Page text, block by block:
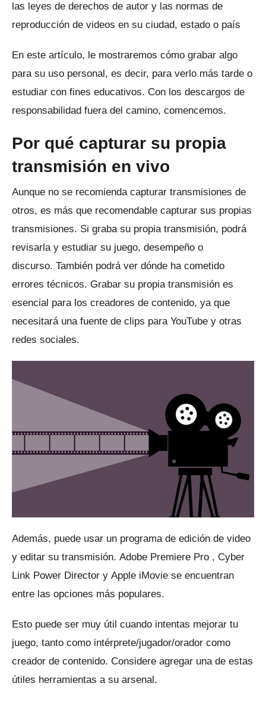
las leyes de derechos de autor y las normas de
reproducción de videos en su ciudad, estado o país
En este artículo, le mostraremos cómo grabar algo
para su uso personal, es decir, para verlo más tarde o
estudiar con fines educativos. Con los descargos de
responsabilidad fuera del camino, comencemos.
Por qué capturar su propia
transmisión en vivo
Aunque no se recomienda capturar transmisiones de
otros, es más que recomendable capturar sus propias
transmisiones. Si graba su propia transmisión, podrá
revisarla y estudiar su juego, desempeño o
discurso. También podrá ver dónde ha cometido
errores técnicos. Grabar su propia transmisión es
esencial para los creadores de contenido, ya que
necesitará una fuente de clips para YouTube y otras
redes sociales.
Además, puede usar un programa de edición de video
y editar su transmisión. Adobe Premiere Pro , Cyber ​​
Link Power Director y Apple iMovie se encuentran
entre las opciones más populares.
Esto puede ser muy útil cuando intentas mejorar tu
juego, tanto como intérprete/jugador/orador como
creador de contenido. Considere agregar una de estas
útiles herramientas a su arsenal.